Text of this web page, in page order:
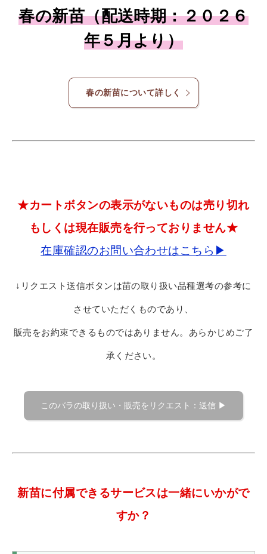
春の新苗（配送時期：２０２６
年５月より）
春の新苗について詳しく
★カートボタンの表示がないものは売り切れ
もしくは現在販売を行っておりません★
在庫確認のお問い合わせはこちら▶
↓リクエスト送信ボタンは苗の取り扱い品種選考の参考に
させていただくものであり、
販売をお約束できるものではありません。あらかじめご了
承ください。
新苗に付属できるサービスは一緒にいかがで
すか？